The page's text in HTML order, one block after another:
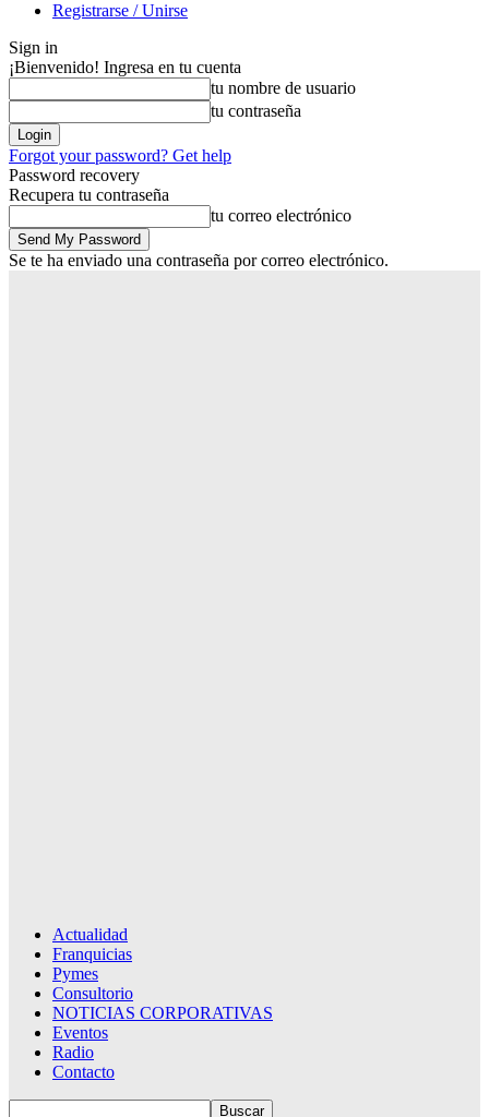
Registrarse / Unirse
Sign in
¡Bienvenido! Ingresa en tu cuenta
tu nombre de usuario
tu contraseña
Forgot your password? Get help
Password recovery
Recupera tu contraseña
tu correo electrónico
Se te ha enviado una contraseña por correo electrónico.
Actualidad
Franquicias
Pymes
Consultorio
NOTICIAS CORPORATIVAS
Eventos
Radio
Contacto